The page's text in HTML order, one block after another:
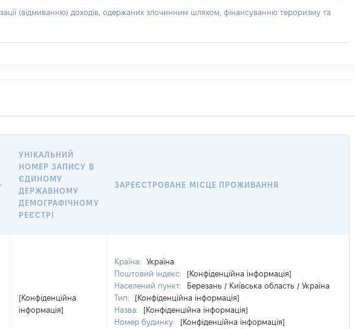
(відмиванню) доходів, одержаних злочинним шляхом, фінансуванню тероризму та
УНІКАЛЬНИЙ
НОМЕР ЗАПИСУ В
ЄДИНОМУ
ДЕРЖАВНОМУ
ДЕМОГРАФІЧНОМУ
РЕЄСТРІ
ЗАРЕЄСТРОВАНЕ МІСЦЕ ПРОЖИВАННЯ
[Конфіденційна
інформація]
Країна:
Україна
Поштовий індекс:
[Конфіденційна інформація]
Населений пункт:
Березань / Київська область / Україна
Тип:
[Конфіденційна інформація]
Назва:
[Конфіденційна інформація]
Номер будинку:
[Конфіденційна інформація]